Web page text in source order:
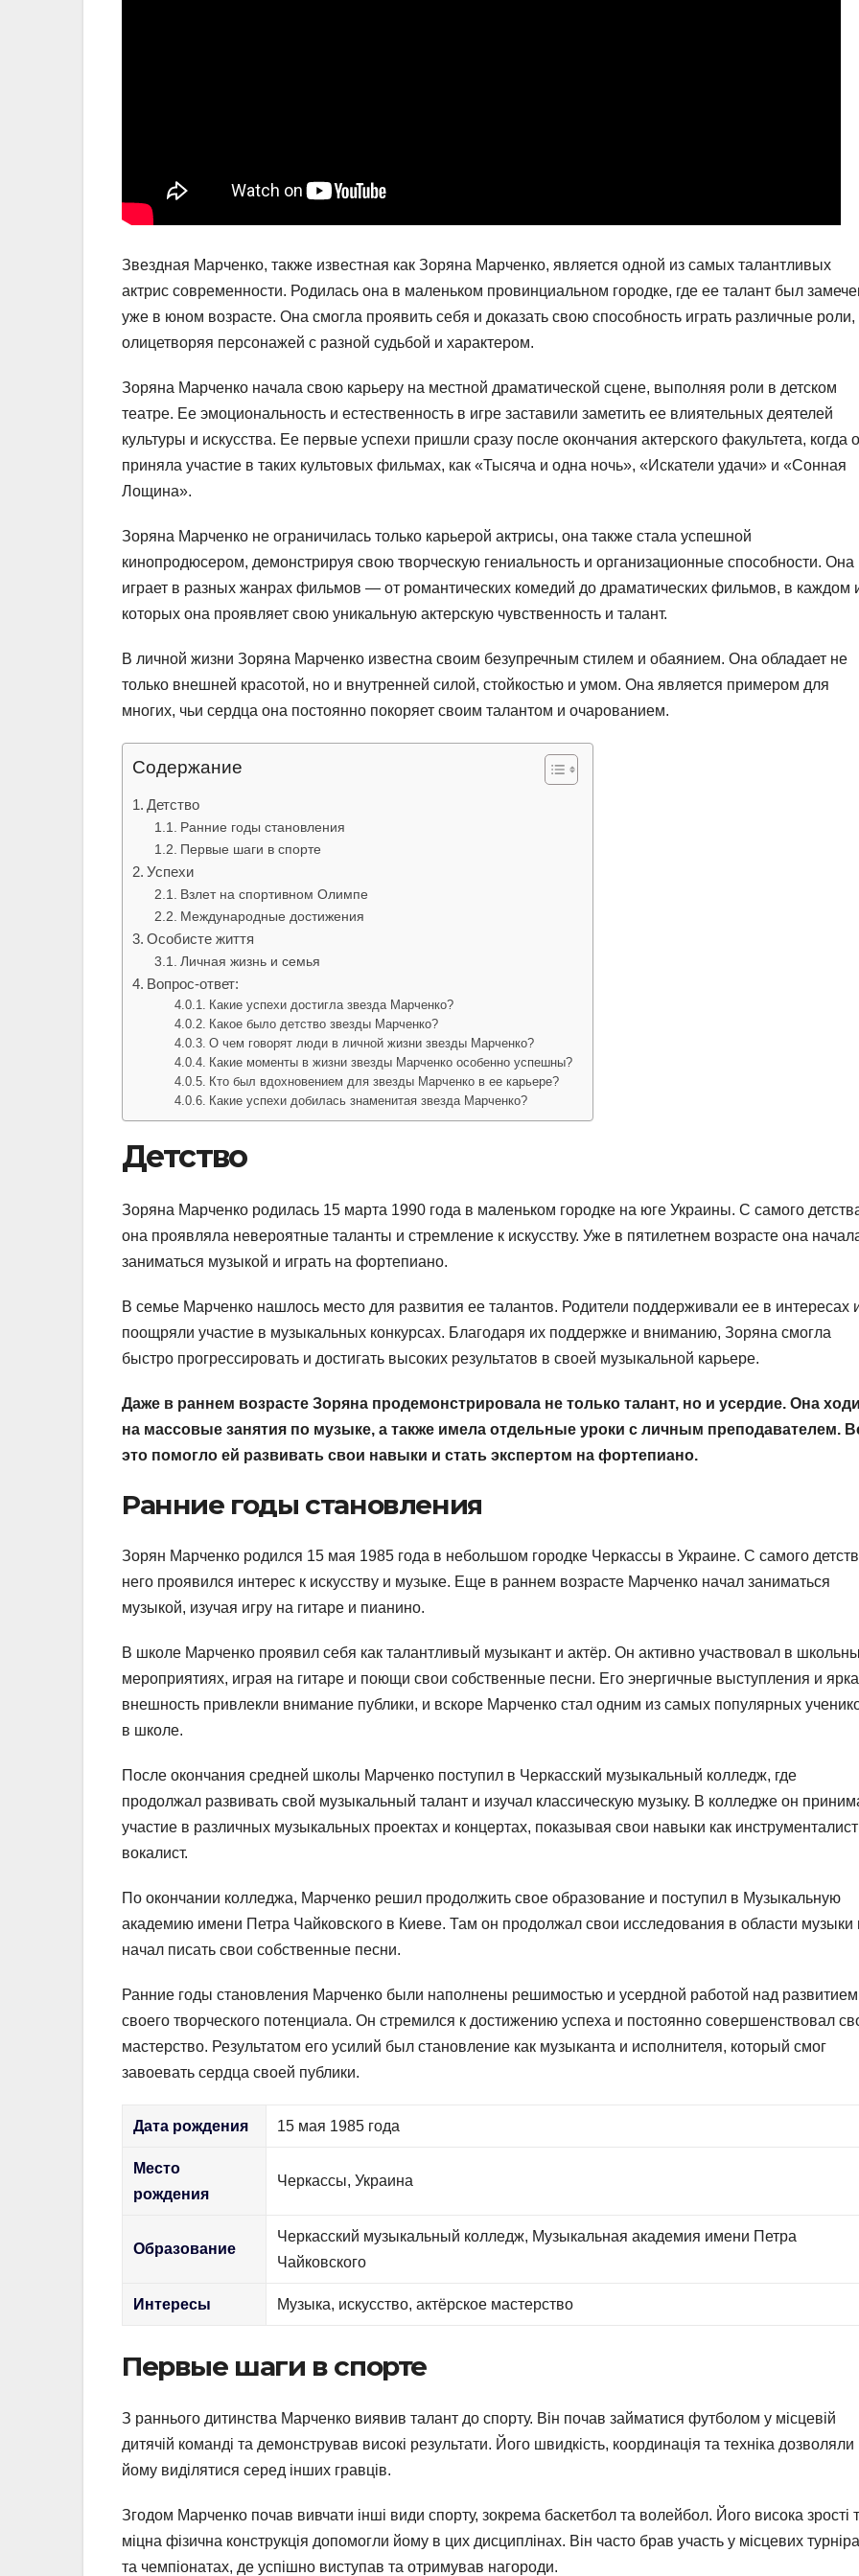
Звездная Марченко, также известная как Зоряна Марченко, является одной из самых талантливых
актрис современности. Родилась она в маленьком провинциальном городке, где ее талант был
уже в юном возрасте. Она смогла проявить себя и доказать свою способность играть различные роли,
олицетворяя персонажей с разной судьбой и характером.
Зоряна Марченко начала свою карьеру на местной драматической сцене, выполняя роли в детском
театре. Ее эмоциональность и естественность в игре заставили заметить ее влиятельных деятелей
культуры и искусства. Ее первые успехи пришли сразу после окончания актерского факультета, когда
приняла участие в таких культовых фильмах, как «Тысяча и одна ночь», «Искатели удачи» и «Сонная
Лощина».
Зоряна Марченко не ограничилась только карьерой актрисы, она также стала успешной
кинопродюсером, демонстрируя свою творческую гениальность и организационные способности. Она
играет в разных жанрах фильмов — от романтических комедий до драматических фильмов, в каждом
которых она проявляет свою уникальную актерскую чувственность и талант.
В личной жизни Зоряна Марченко известна своим безупречным стилем и обаянием. Она обладает не
только внешней красотой, но и внутренней силой, стойкостью и умом. Она является примером для
многих, чьи сердца она постоянно покоряет своим талантом и очарованием.
Содержание
Детство
Ранние годы становления
Первые шаги в спорте
Успехи
Взлет на спортивном Олимпе
Международные достижения
Особисте життя
Личная жизнь и семья
Вопрос-ответ:
Какие успехи достигла звезда Марченко?
Какое было детство звезды Марченко?
О чем говорят люди в личной жизни звезды Марченко?
Какие моменты в жизни звезды Марченко особенно успешны?
Кто был вдохновением для звезды Марченко в ее карьере?
Какие успехи добилась знаменитая звезда Марченко?
Детство
Зоряна Марченко родилась 15 марта 1990 года в маленьком городке на юге Украины. С самого
она проявляла невероятные таланты и стремление к искусству. Уже в пятилетнем возрасте она
заниматься музыкой и играть на фортепиано.
В семье Марченко нашлось место для развития ее талантов. Родители поддерживали ее в интересах
поощряли участие в музыкальных конкурсах. Благодаря их поддержке и вниманию, Зоряна смогла
быстро прогрессировать и достигать высоких результатов в своей музыкальной карьере.
Даже в раннем возрасте Зоряна продемонстрировала не только талант, но и усердие. Она
на массовые занятия по музыке, а также имела отдельные уроки с личным преподавателем.
это помогло ей развивать свои навыки и стать экспертом на фортепиано.
Ранние годы становления
Зорян Марченко родился 15 мая 1985 года в небольшом городке Черкассы в Украине. С самого
него проявился интерес к искусству и музыке. Еще в раннем возрасте Марченко начал заниматься
музыкой, изучая игру на гитаре и пианино.
В школе Марченко проявил себя как талантливый музыкант и актёр. Он активно участвовал в
мероприятиях, играя на гитаре и поющи свои собственные песни. Его энергичные выступления и
внешность привлекли внимание публики, и вскоре Марченко стал одним из самых популярных
в школе.
После окончания средней школы Марченко поступил в Черкасский музыкальный колледж, где
продолжал развивать свой музыкальный талант и изучал классическую музыку. В колледже он
участие в различных музыкальных проектах и концертах, показывая свои навыки как
вокалист.
По окончании колледжа, Марченко решил продолжить свое образование и поступил в Музыкальную
академию имени Петра Чайковского в Киеве. Там он продолжал свои исследования в области музыки
начал писать свои собственные песни.
Ранние годы становления Марченко были наполнены решимостью и усердной работой над развитием
своего творческого потенциала. Он стремился к достижению успеха и постоянно совершенствовал
мастерство. Результатом его усилий был становление как музыканта и исполнителя, который смог
завоевать сердца своей публики.
Дата рождения 15 мая 1985 года
Место
рождения
Черкассы, Украина
Образование
Черкасский музыкальный колледж, Музыкальная академия имени Петра
Чайковского
Интересы Музыка, искусство, актёрское мастерство
Первые шаги в спорте
З раннього дитинства Марченко виявив талант до спорту. Він почав займатися футболом у місцевій
дитячій команді та демонстрував високі результати. Його швидкість, координація та техніка дозволяли
йому виділятися серед інших гравців.
Згодом Марченко почав вивчати інші види спорту, зокрема баскетбол та волейбол. Його висока зрості
міцна фізична конструкція допомогли йому в цих дисциплінах. Він часто брав участь у місцевих
та чемпіонатах, де успішно виступав та отримував нагороди.